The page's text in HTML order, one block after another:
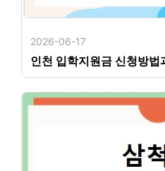
2026-06-17
인천 입학지원금 신청방법